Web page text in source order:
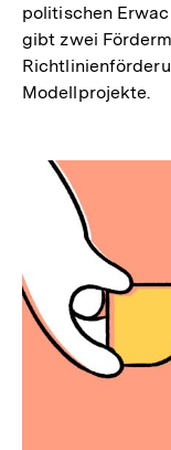
politischen
gibt zwei
Modellprojekte.